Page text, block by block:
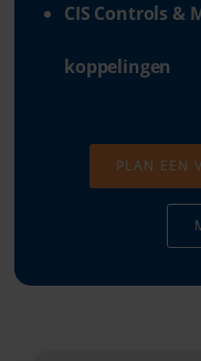
CIS Controls &
koppelingen
PLAN EEN